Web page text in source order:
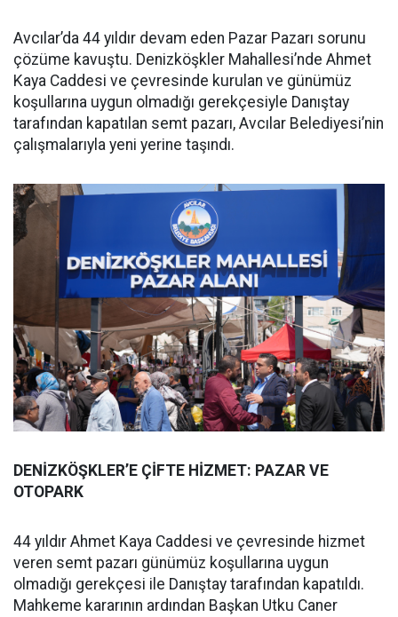
Avcılar’da 44 yıldır devam eden Pazar Pazarı sorunu
çözüme kavuştu. Denizköşkler Mahallesi’nde Ahmet
Kaya Caddesi ve çevresinde kurulan ve günümüz
koşullarına uygun olmadığı gerekçesiyle Danıştay
tarafından kapatılan semt pazarı, Avcılar Belediyesi’nin
çalışmalarıyla yeni yerine taşındı.
DENİZKÖŞKLER’E ÇİFTE HİZMET: PAZAR VE
OTOPARK
44 yıldır Ahmet Kaya Caddesi ve çevresinde hizmet
veren semt pazarı günümüz koşullarına uygun
olmadığı gerekçesi ile Danıştay tarafından kapatıldı.
Mahkeme kararının ardından Başkan Utku Caner